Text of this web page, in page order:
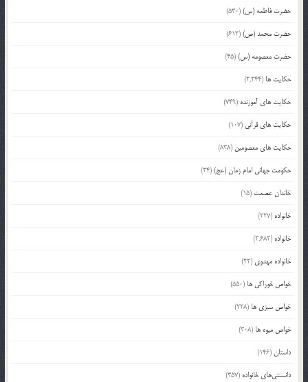
حضرت فاطمه (س)(530)
حضرت محمد (ص)(613)
حضرت معصومه (س)(45)
حکایت ها (2,244)
حکایت های آموزنده (749)
حکایت های قرآنی (107)
حکایت های معصومین (838)
حکومت جهانی امام زمان (عج)(24)
خاندان عصمت (15)
خانواده (227)
خانواده (2,682)
خانواده مهدوی (22)
خواص خوراکی ها (550)
خواص سبزی ها (228)
خواص میوه ها (308)
داستان(146)
دانستنی‌های خانواده (357)